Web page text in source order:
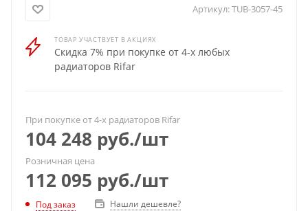
Артикул:TUB-3057-45
ТОВАР УЧАСТВУЕТ В АКЦИЯХ
Скидка 7% при покупке от 4-х любых
радиаторов Rifar
При покупке от 4-х радиаторов Rifar
104 248 руб./шт
Розничная цена
112 095 руб./шт
Под заказ Нашли дешевле?